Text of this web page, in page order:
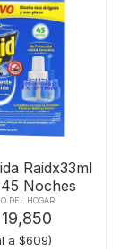
Raidx33ml
Noches
DEL HOGAR
a $609)